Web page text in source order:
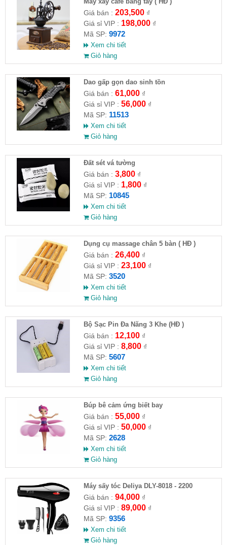
Giá bán : 203,500₫
Giá sỉ VIP : 198,000₫
Mã SP: 9972
Xem chi tiết
Giỏ hàng
Dao gấp gọn dao sinh tồn
Giá bán : 61,000₫
Giá sỉ VIP : 56,000₫
Mã SP: 11513
Xem chi tiết
Giỏ hàng
Đất sét vá tường
Giá bán : 3,800₫
Giá sỉ VIP : 1,800₫
Mã SP: 10845
Xem chi tiết
Giỏ hàng
Dụng cụ massage chân 5 bàn ( HĐ )
Giá bán : 26,400₫
Giá sỉ VIP : 23,100₫
Mã SP: 3520
Xem chi tiết
Giỏ hàng
Bộ Sạc Pin Đa Năng 3 Khe (HĐ )
Giá bán : 12,100₫
Giá sỉ VIP : 8,800₫
Mã SP: 5607
Xem chi tiết
Giỏ hàng
​Búp bê cảm ứng biết bay
Giá bán : 55,000₫
Giá sỉ VIP : 50,000₫
Mã SP: 2628
Xem chi tiết
Giỏ hàng
Máy sấy tóc Deliya DLY-8018 - 2200
Giá bán : 94,000₫
Giá sỉ VIP : 89,000₫
Mã SP: 9356
Xem chi tiết
Giỏ hàng